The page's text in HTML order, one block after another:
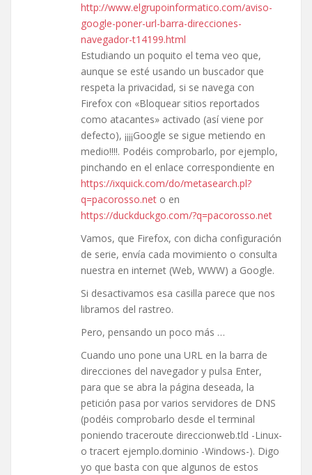
http://www.elgrupoinformatico.com/aviso-
google-poner-url-barra-direcciones-
navegador-t14199.html
Estudiando un poquito el tema veo que,
aunque se esté usando un buscador que
respeta la privacidad, si se navega con
Firefox con «Bloquear sitios reportados
como atacantes» activado (así viene por
defecto), ¡¡¡¡Google se sigue metiendo en
medio!!!!. Podéis comprobarlo, por ejemplo,
pinchando en el enlace correspondiente en
https://ixquick.com/do/metasearch.pl?
q=pacorosso.net o en
https://duckduckgo.com/?q=pacorosso.net
Vamos, que Firefox, con dicha configuración
de serie, envía cada movimiento o consulta
nuestra en internet (Web, WWW) a Google.
Si desactivamos esa casilla parece que nos
libramos del rastreo.
Pero, pensando un poco más …
Cuando uno pone una URL en la barra de
direcciones del navegador y pulsa Enter,
para que se abra la página deseada, la
petición pasa por varios servidores de DNS
(podéis comprobarlo desde el terminal
poniendo traceroute direccionweb.tld -Linux-
o tracert ejemplo.dominio -Windows-). Digo
yo que basta con que algunos de estos